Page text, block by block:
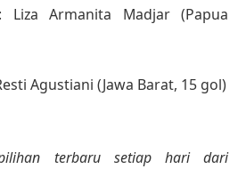
Liza Armanita Madjar (Papua
Agustiani (Jawa Barat, 15 gol)
terbaru setiap hari dari